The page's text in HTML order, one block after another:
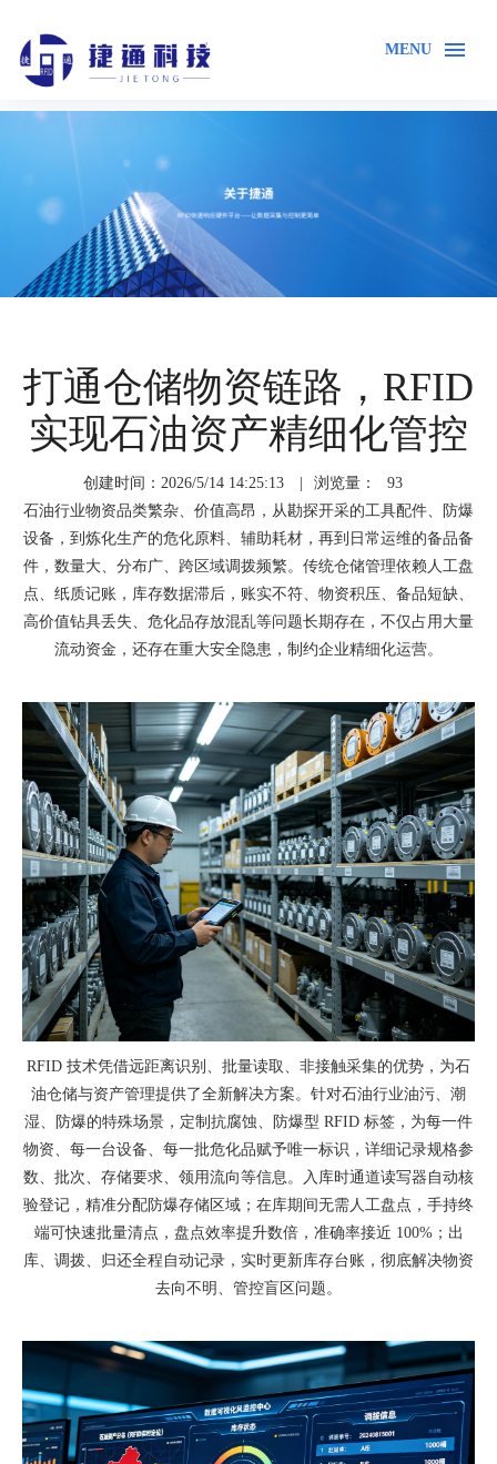
MENU
打通仓储物资链路，RFID
实现石油资产精细化管控
创建时间：2026/5/14 14:25:13 浏览量：
93
石油行业物资品类繁杂、价值高昂，从勘探开采的工具配件、防爆
设备，到炼化生产的危化原料、辅助耗材，再到日常运维的备品备
件，数量大、分布广、跨区域调拨频繁。传统仓储管理依赖人工盘
点、纸质记账，库存数据滞后，账实不符、物资积压、备品短缺、
高价值钻具丢失、危化品存放混乱等问题长期存在，不仅占用大量
流动资金，还存在重大安全隐患，制约企业精细化运营。
RFID 技术凭借远距离识别、批量读取、非接触采集的优势，为石
油仓储与资产管理提供了全新解决方案。针对石油行业油污、潮
湿、防爆的特殊场景，定制抗腐蚀、防爆型 RFID 标签，为每一件
物资、每一台设备、每一批危化品赋予唯一标识，详细记录规格参
数、批次、存储要求、领用流向等信息。入库时通道读写器自动核
验登记，精准分配防爆存储区域；在库期间无需人工盘点，手持终
端可快速批量清点，盘点效率提升数倍，准确率接近 100%；出
库、调拨、归还全程自动记录，实时更新库存台账，彻底解决物资
去向不明、管控盲区问题。